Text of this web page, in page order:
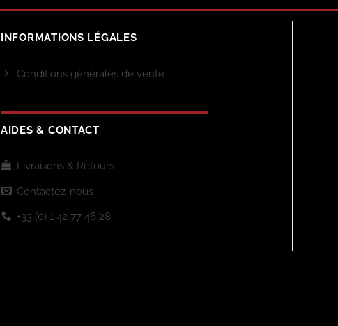
INFORMATIONS LÉGALES
Conditions générales de vente
AIDES & CONTACT
Livraisons & Retours
Contactez-nous
+33 (0) 1 42 77 46 28